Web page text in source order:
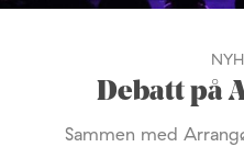
Debatt på
Sammen med